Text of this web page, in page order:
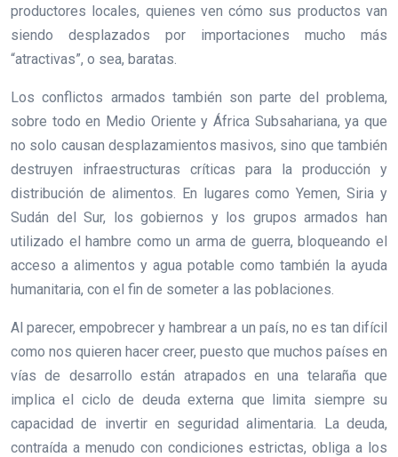
productores locales, quienes ven cómo sus productos van
siendo desplazados por importaciones mucho más
“atractivas”, o sea, baratas.
Los conflictos armados también son parte del problema,
sobre todo en Medio Oriente y África Subsahariana, ya que
no solo causan desplazamientos masivos, sino que también
destruyen infraestructuras críticas para la producción y
distribución de alimentos. En lugares como Yemen, Siria y
Sudán del Sur, los gobiernos y los grupos armados han
utilizado el hambre como un arma de guerra, bloqueando el
acceso a alimentos y agua potable como también la ayuda
humanitaria, con el fin de someter a las poblaciones.
Al parecer, empobrecer y hambrear a un país, no es tan difícil
como nos quieren hacer creer, puesto que muchos países en
vías de desarrollo están atrapados en una telaraña que
implica el ciclo de deuda externa que limita siempre su
capacidad de invertir en seguridad alimentaria. La deuda,
contraída a menudo con condiciones estrictas, obliga a los